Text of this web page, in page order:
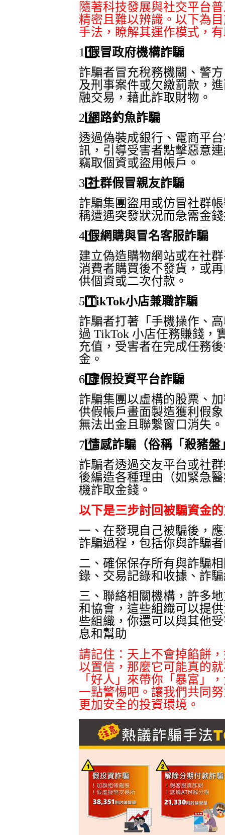
隨著科技發展與社交平台
精密且難以辨識。以下為
手法，瞭解其運作模式，
1️ 假冒政府機構詐騙
詐騙者冒充稅務機關、警
及刑事案件或欠繳罰款，
融交易，藉此詐取財物。
2️ 網路釣魚詐騙
透過偽裝成銀行、電商平
訊，引導受害者點擊惡意
竊取個資或盜用帳戶。
3️ 社群假冒親友詐騙
詐騙集團盜用或仿冒社群
稱遭遇突發狀況而急需金
4️ 假網購與冒名客服詐騙
建立偽造購物網站或在社
消費者購買後不發貨，或
供個資或二次付款。
5️ TikTok小店兼職詐騙
詐騙者打著「手機操作、
過 TikTok 小店任務賺錢，
充值，受害者在完成任務
金。
6️ 虛假投資平台詐騙
詐騙集團以虛構的股票、
供假帳戶畫面製造獲利假
無法出金且聯繫窗口消失。
7️ 情感詐騙（俗稱「殺豬盤
詐騙者透過交友平台或社
後編造各種理由（如緊急
機詐取金錢。
以下是三步討回被騙資金
一、在發現自己被騙後，
詐騙過程，包括你與詐騙
二、確保保存所有與詐騙
錄、交易記錄和收據、詐
三、聯絡相關機構，許多
和協會，這些組織可以提
些組織，你還可以與其他
息和幫助
請記住：天上不會掉餡餅
以置信，那麼它可能真的
「好人」來帶你「暴富」
一點警惕吧。讓我們共同
更加安全的投資環境。